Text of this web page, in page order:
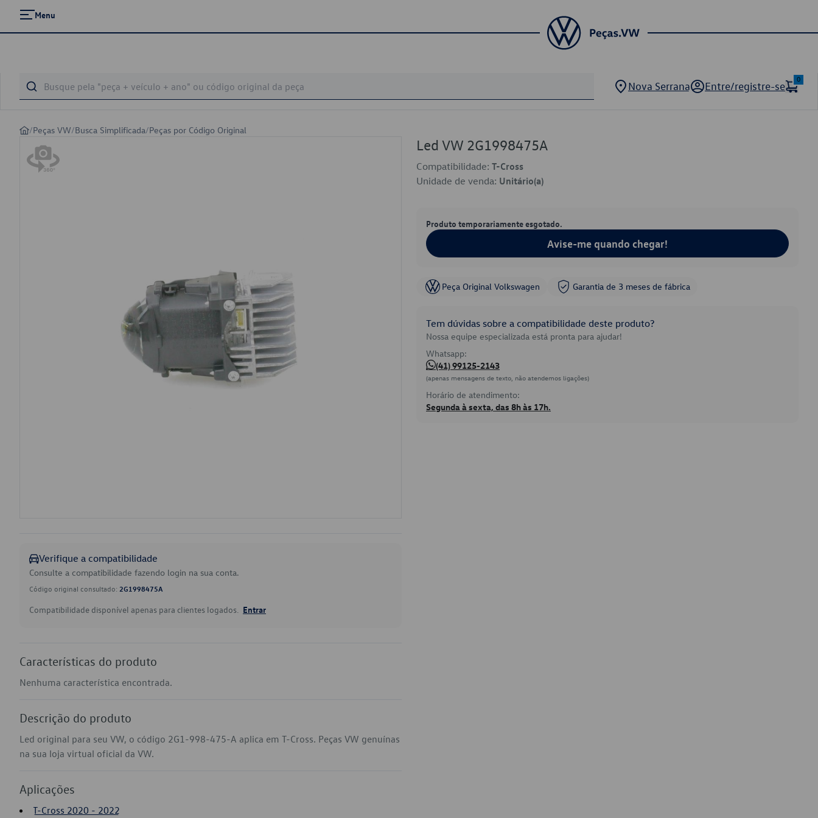
Menu
Nova Serrana Entre/registre-se
0
/Peças VW/Busca Simplificada/Peças por Código Original
Verifique a compatibilidade
Consulte a compatibilidade fazendo login na sua conta.
Código original consultado: 2G1998475A
Compatibilidade disponível apenas para clientes logados. Entrar
Características do produto
Nenhuma característica encontrada.
Descrição do produto
Led original para seu VW, o código 2G1-998-475-A aplica em T-Cross. Peças VW genuínas
na sua loja virtual oficial da VW.
Aplicações
T-Cross 2020 - 2022
Led VW 2G1998475A
Compatibilidade: T-Cross
Unidade de venda: Unitário(a)
Produto temporariamente esgotado.
Avise-me quando chegar!
Peça Original Volkswagen Garantia de 3 meses de fábrica
Tem dúvidas sobre a compatibilidade deste produto?
Nossa equipe especializada está pronta para ajudar!
Whatsapp:
(41) 99125-2143
(apenas mensagens de texto, não atendemos ligações)
Horário de atendimento:
Segunda à sexta, das 8h às 17h.